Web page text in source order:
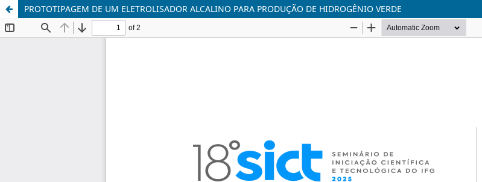
PROTOTIPAGEM DE UM ELETROLISADOR ALCALINO PARA PRODUÇÃO DE HIDROGÊNIO VERDE